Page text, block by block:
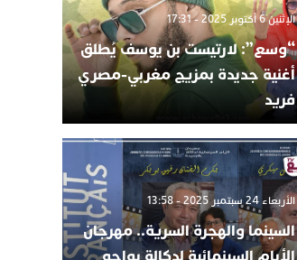
الإثنين 6 أكتوبر 2025 - 17:31
“وسع”: لارتيست بن يوسف يُطلق
أغنية جديدة بمزيج مغربي-مصري
فريد
الأربعاء 24 سبتمبر 2025 - 13:58
السينما والهجرة السرية.. مهرجان